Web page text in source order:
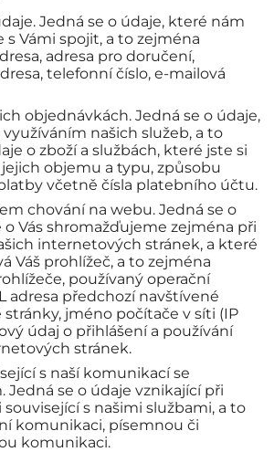
Jedná se o údaje, které nám
s Vámi spojit, a to zejména
adresa pro doručení,
telefonní číslo, e-mailová
objednávkách. Jedná se o údaje,
využíváním našich služeb, a to
o zboží a službách, které jste si
objemu a typu, způsobu
včetně čísla platebního účtu.
chování na webu. Jedná se o
o Vás shromažďujeme zejména při
internetových stránek, a které
Váš prohlížeč, a to zejména
používaný operační
adresa předchozí navštívené
jméno počítače v síti (IP
údaj o přihlášení a používání
stránek.
s naší komunikací se
Jedná se o údaje vznikající při
s našimi službami, a to
komunikaci, písemnou či
komunikaci.